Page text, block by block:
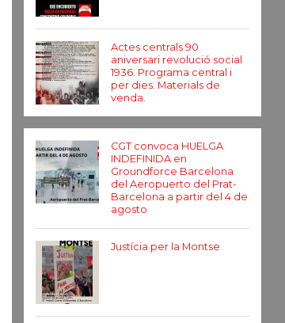
Actes centrals 90
aniversari revolució social
1936. Programa central i
per dies. Materials de
venda.
CGT convoca HUELGA
INDEFINIDA en
Groundforce Barcelona
del Aeropuerto del Prat-
Barcelona a partir del 4 de
agosto
Justícia per la Montse